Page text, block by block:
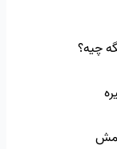
چیه؟